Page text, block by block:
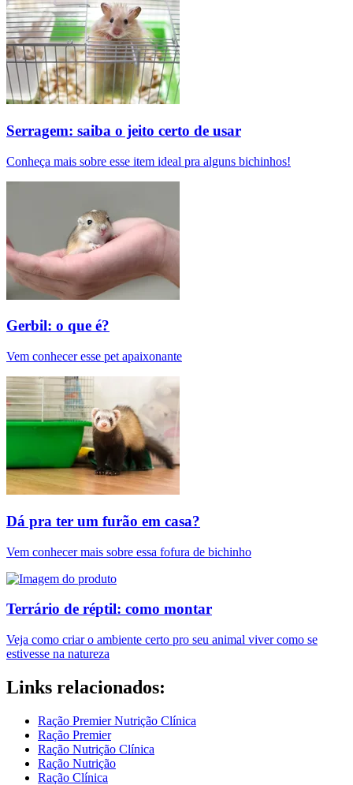
Serragem: saiba o jeito certo de usar
Conheça mais sobre esse item ideal pra alguns bichinhos!
Gerbil: o que é?
Vem conhecer esse pet apaixonante
Dá pra ter um furão em casa?
Vem conhecer mais sobre essa fofura de bichinho
Terrário de réptil: como montar
Veja como criar o ambiente certo pro seu animal viver como se
estivesse na natureza
Links relacionados:
Ração Premier Nutrição Clínica
Ração Premier
Ração Nutrição Clínica
Ração Nutrição
Ração Clínica